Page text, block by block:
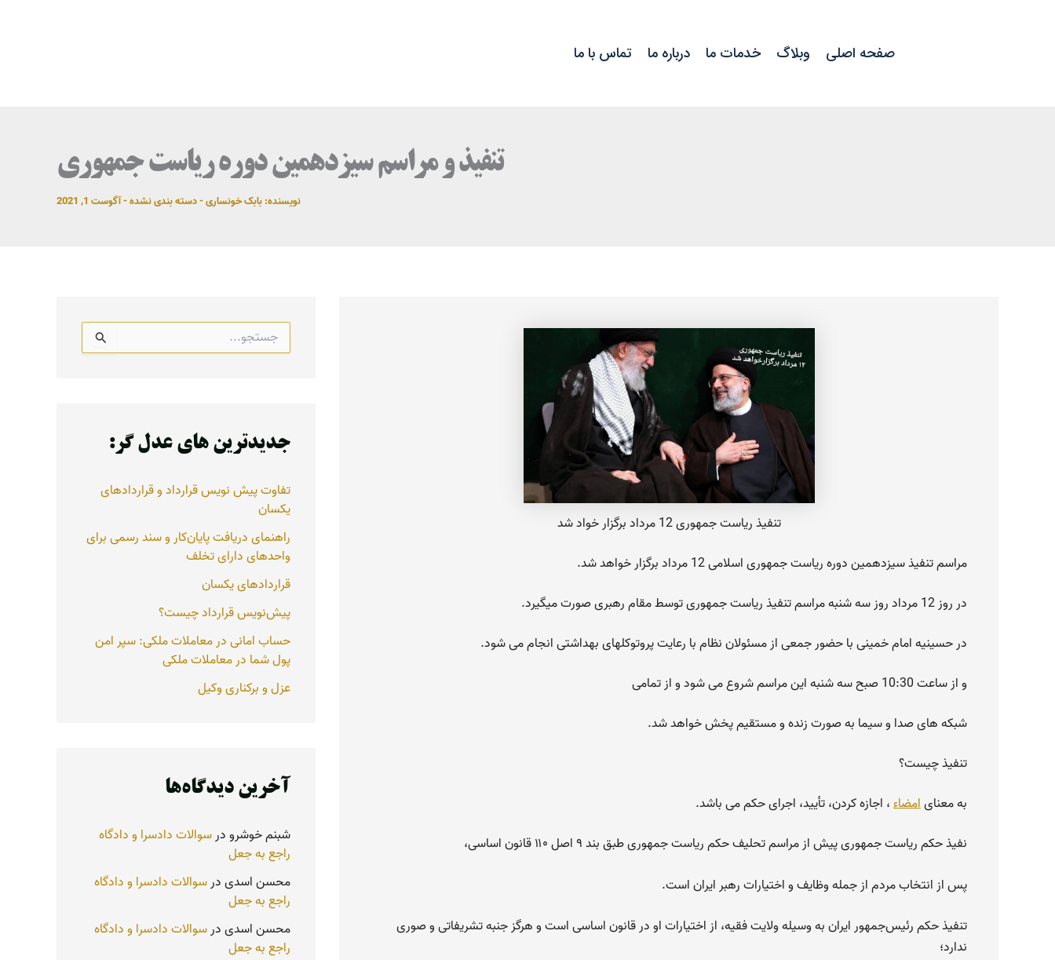
صفحه اصلی وبلاگ خدمات ما درباره ما تماس با ما
تنفیذ و مراسم سیزدهمین دوره ریاست جمهوری
نویسنده:بابک خونساری-دسته بندی نشده-آگوست 1, 2021
تنفیذ ریاست جمهوری 12 مرداد برگزار خواد شد
مراسم تنفیذ سیزدهمین دوره ریاست جمهوری اسلامی 12 مرداد برگزار خواهد شد.
در روز 12 مرداد روز سه شنبه مراسم تنفیذ ریاست جمهوری توسط مقام رهبری صورت میگیرد.
در حسینیه امام خمینی با حضور جمعی از مسئولان نظام با رعایت پروتوکلهای بهداشتی انجام می شود.
و از ساعت 10:30 صبح سه شنبه این مراسم شروع می شود و از تمامی
شبکه های صدا و سیما به صورت زنده و مستقیم پخش خواهد شد.
تنفیذ چیست؟
به معنایامضاء، اجازه کردن، تأیید، اجرای حکم می باشد.
نفیذ حکم ریاست جمهوری پیش از مراسم تحلیف حکم ریاست جمهوری طبق بند ۹ اصل ۱۱۰ قانون اساسی،
پس از انتخاب مردم از جمله وظایف و اختیارات رهبر ایران است.
تنفیذ حکم رئیس‌جمهور ایران به وسیله ولایت فقیه، از اختیارات او در قانون اساسی است و هرگز جنبه تشریفاتی و صوری
ندارد؛
س
اجدیدترین های عدل گر:
تفاوت پیش نویس قرارداد و قراردادهای
یکسان
راهنمای دریافت پایان‌کار و سند رسمی برای
واحدهای دارای تخلف
قراردادهای یکسان
پیش‌نویس قرارداد چیست؟
حساب امانی در معاملات ملکی: سپر امن
پول شما در معاملات ملکی
عزل و برکناری وکیل
آخرین دیدگاه‌ها
شبنم خوشرودرسوالات دادسرا و دادگاه
راجع به جعل
محسن اسدیدرسوالات دادسرا و دادگاه
راجع به جعل
محسن اسدیدرسوالات دادسرا و دادگاه
راجع به جعل